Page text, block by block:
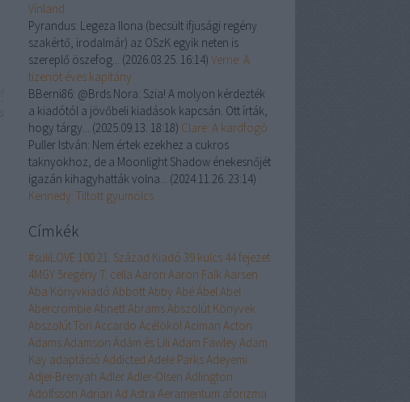
Vínland
Pyrandus: Legeza Ilona (becsült ifjusági regény
szakértő, irodalmár) az OSzK egyik neten is
szereplő öszefog... (2026.03.25. 16:14) Verne: A
tizenöt éves kapitány
BBerni86: @Brds.Nora: Szia! A molyon kérdezték
a kiadótól a jövőbeli kiadások kapcsán. Ott írták,
hogy tárgy... (2025.09.13. 18:18) Clare: A kardfogó
Puller István: Nem értek ezekhez a cukros
taknyokhoz, de a Moonlight Shadow énekesnőjét
igazán kihagyhatták volna... (2024.11.26. 23:14)
Kennedy: Tiltott gyümölcs
Címkék
#suliLOVE 100 21. Század Kiadó 39 kulcs 44 fejezet
4MGY 5regény 7. cella Aaron Aaron Falk Aarsen
Aba Könyvkiadó AbbottAbby AbéÁbelAbel
AbercrombieAbnettAbramsAbszolút Könyvek
Abszolút Töri Accardo AcélökölAciman Acton
AdamsAdamson Ádám és Lili Adam Fawley Adam
Kay adaptáció Addicted Adele ParksAdeyemi
Adjei-Brenyah AdlerAdler-Olsen Adlington
Adolfsson Adrian Ad Astra Aeramentum aforizma